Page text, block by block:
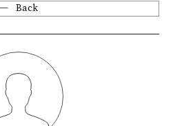
Back